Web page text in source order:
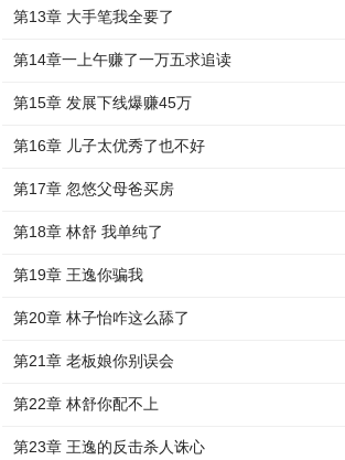
第13章 大手笔我全要了
第14章一上午赚了一万五求追读
第15章 发展下线爆赚45万
第16章 儿子太优秀了也不好
第17章 忽悠父母爸买房
第18章 林舒 我单纯了
第19章 王逸你骗我
第20章 林子怡咋这么舔了
第21章 老板娘你别误会
第22章 林舒你配不上
第23章 王逸的反击杀人诛心